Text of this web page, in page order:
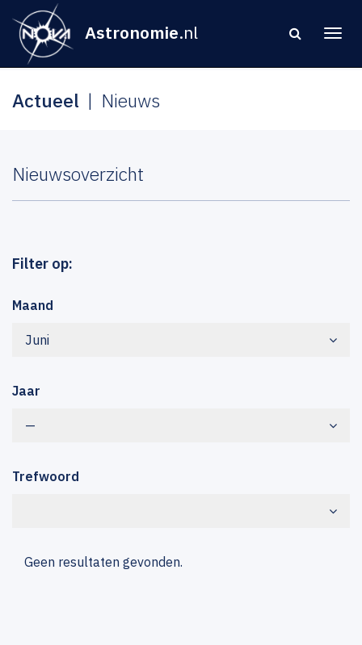
Astronomie.nl
Actueel Nieuws
Nieuwsoverzicht
Filter op:
Maand
Juni
Jaar
—
Trefwoord
Geen resultaten gevonden.